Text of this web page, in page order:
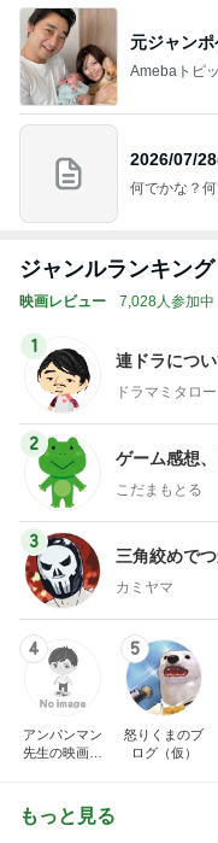
元ジャン
Amebaトピ
2026/07/
何でかな？
ジャンルランキング
映画レビュー 7,028人参加中
1
連ドラにつ
ドラマミタロー
2
ゲーム感想
こだまもとる
3
三角絞めで
カミヤマ
4
アンパンマン
先生の映画講
5
怒りくまのブ
ログ（仮）
もっと見る